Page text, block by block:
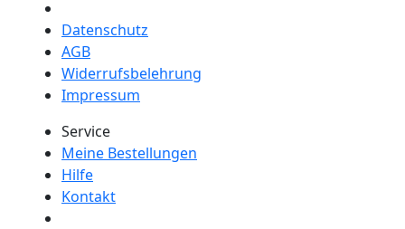
Datenschutz
AGB
Widerrufsbelehrung
Impressum
Service
Meine Bestellungen
Hilfe
Kontakt